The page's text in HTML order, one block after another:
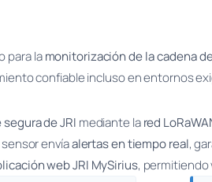
para lamonitorización de la cadena
confiable incluso en entornos
segura de JRI mediante lared
envíaalertas en tiempo real,
web JRI MySirius, permitiendo